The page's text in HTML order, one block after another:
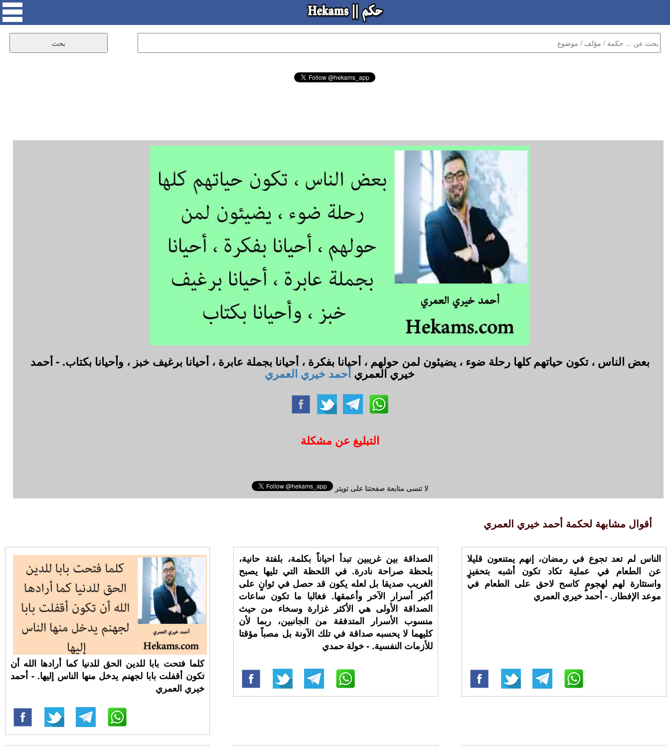
بعض الناس ، تكون حياتهم كلها رحلة ضوء ، يضيئون لمن حولهم ، أحيانا بفكرة ، أحيانا بجملة عابرة ، أحيانا برغيف خبز ، وأحيانا بكتاب. - أحمد
خيري العمري أحمد خيري العمري
التبليغ عن مشكلة
لا تنسى متابعة صفحتنا على تويتر
أقوال مشابهة لحكمة أحمد خيري العمري
كلما فتحت بابا للدين الحق للدنيا كما أرادها الله أن
تكون أقفلت بابا لجهنم يدخل منها الناس إليها. - أحمد
خيري العمري
الصداقة بين غريبين تبدأ احياناً بكلمة، بلفتة حانية،
بلحظة صراحة نادرة. في اللحظة التي تليها يصبح
الغريب صديقا بل لعله يكون قد حصل في ثوانٍ على
أكبر أسرار الآخر وأعمقها. فغالبا ما تكون ساعات
الصداقة الأولى هي الأكثر غزارة وسخاء من حيث
منسوب الأسرار المتدفقة من الجانبين، ربما لأن
كليهما لا يحسبه صداقة في تلك الآونة بل مصباً مؤقتا
للأزمات النفسية. - خولة حمدي
الناس لم تعد تجوع في رمضان، إنهم يمتنعون قليلا
عن الطعام في عملية تكاد تكون أشبه بتحفيزٍ
واستثارة لهم لهجومٍ كاسح لاحق على الطعام في
موعد الإفطار. - أحمد خيري العمري